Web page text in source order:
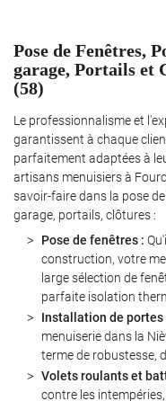
Pose de Fenêtres,
garage, Portails et
(58)
Le professionnalisme et
garantissent à chaque
parfaitement adaptées à
artisans menuisiers à
savoir-faire dans la pose
garage, portails, clôtures :
Pose de fenêtres :
construction, votre
large sélection de
parfaite isolation
Installation de portes
menuiserie dans la
terme de robustesse,
Volets roulants et
contre les